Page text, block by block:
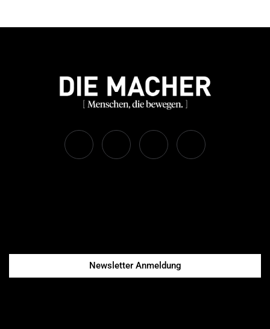
Newsletter Anmeldung